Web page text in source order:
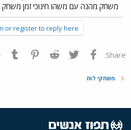
משחק מהנה עם משהו חינוכי זמן משחק
or register to reply here.
Share: פייסבוק Twitter
Reddit
משחקי לוח